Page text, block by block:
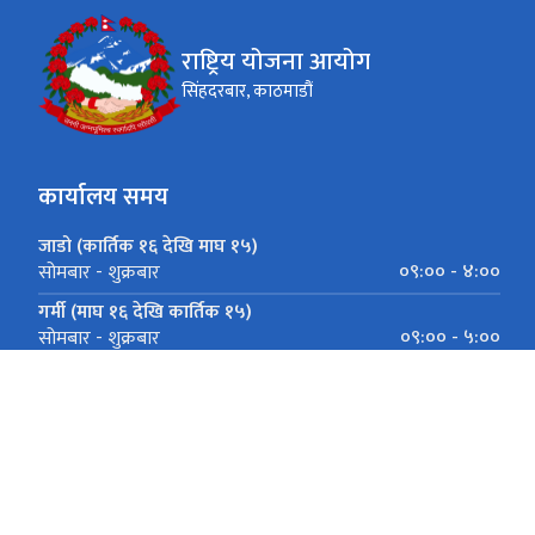
राष्ट्रिय योजना आयोग
सिंहदरबार, काठमाडौं
कार्यालय समय
जाडो (कार्तिक १६ देखि माघ १५)
सोमबार - शुक्रबार
०९:०० - ४:००
गर्मी (माघ १६ देखि कार्तिक १५)
सोमबार - शुक्रबार ०९:०० - ५:००